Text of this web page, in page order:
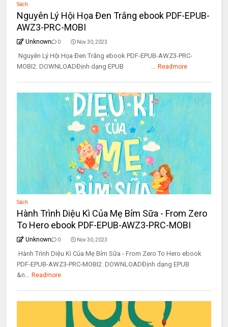
Sách
Nguyên Lý Hội Họa Đen Trắng ebook PDF-EPUB-
AWZ3-PRC-MOBI
Unknown 0 Nov 30, 2023
Nguyên Lý Hội Họa Đen Trắng ebook PDF-EPUB-AWZ3-PRC-
MOBI2. DOWNLOADĐịnh dạng EPUB ... Readmore
Sách
Hành Trình Diệu Kì Của Mẹ Bỉm Sữa - From Zero
To Hero ebook PDF-EPUB-AWZ3-PRC-MOBI
Unknown 0 Nov 30, 2023
Hành Trình Diệu Kì Của Mẹ Bỉm Sữa - From Zero To Hero ebook
PDF-EPUB-AWZ3-PRC-MOBI2. DOWNLOADĐịnh dạng EPUB
&n... Readmore